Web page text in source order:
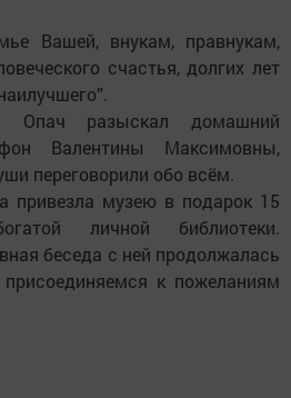
Вашей, внукам, правнукам,
счастья, долгих лет
разыскал домашний
Валентины Максимовны,
переговорили обо всём.
привезла музею в подарок 15
личной библиотеки.
беседа с ней продолжалась
к пожеланиям